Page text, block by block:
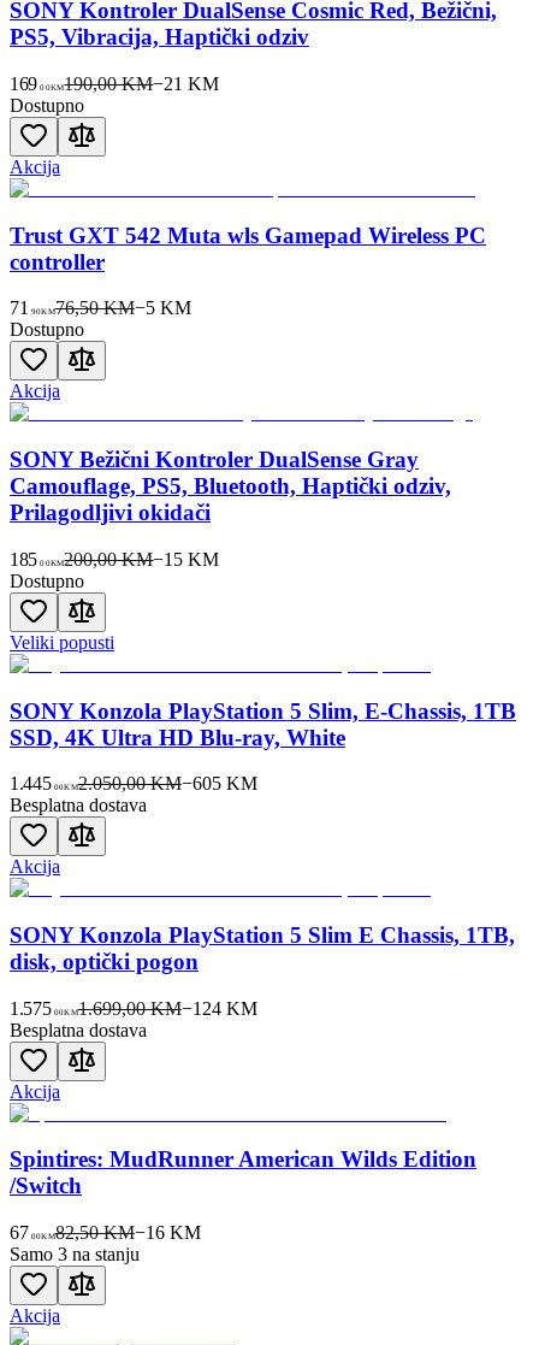
SONY Kontroler DualSense Cosmic Red, Bežični,
PS5, Vibracija, Haptički odziv
169 00KM190,00 KM−21 KM
Dostupno
Akcija
Trust GXT 542 Muta wls Gamepad Wireless PC
controller
71 90KM76,50 KM−5KM
Dostupno
Akcija
SONY Bežični Kontroler DualSense Gray
Camouflage, PS5, Bluetooth, Haptički odziv,
Prilagodljivi okidači
185 00KM200,00 KM−15 KM
Dostupno
Veliki popusti
SONY Konzola PlayStation 5 Slim, E-Chassis, 1TB
SSD, 4K Ultra HD Blu-ray, White
1.445 00KM2.050,00 KM−605KM
Besplatna dostava
Akcija
SONY Konzola PlayStation 5 Slim E Chassis, 1TB,
disk, optički pogon
1.575 00KM1.699,00 KM−124KM
Besplatna dostava
Akcija
Spintires: MudRunner American Wilds Edition
/Switch
67 00KM82,50 KM−16KM
Samo 3 na stanju
Akcija